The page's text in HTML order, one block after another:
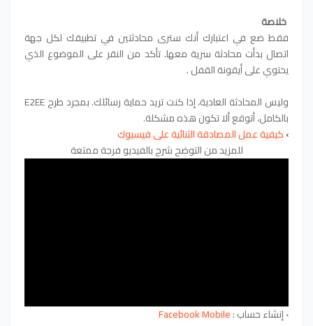
خلاصة
فقط ضع في اعتبارك أنك سترى محادثتين في تطبيقك لكل جهة
اتصال بدأت محادثة سرية معها. تأكد من النقر على الموضوع الذي
يحتوي على أيقونة القفل .
وليس المحادثة العادية، إذا كنت تريد حماية رسائلك. بمجرد طرح E2EE
بالكامل، أتوقع ألا تكون هذه مشكلة.
›كيفية عمل المصادقة الثنائية على فيسبوك
للمزيد من التوضح شرح بالفيديو فرجة ممتعة
›إنشاء حساب :Facebook Mobile